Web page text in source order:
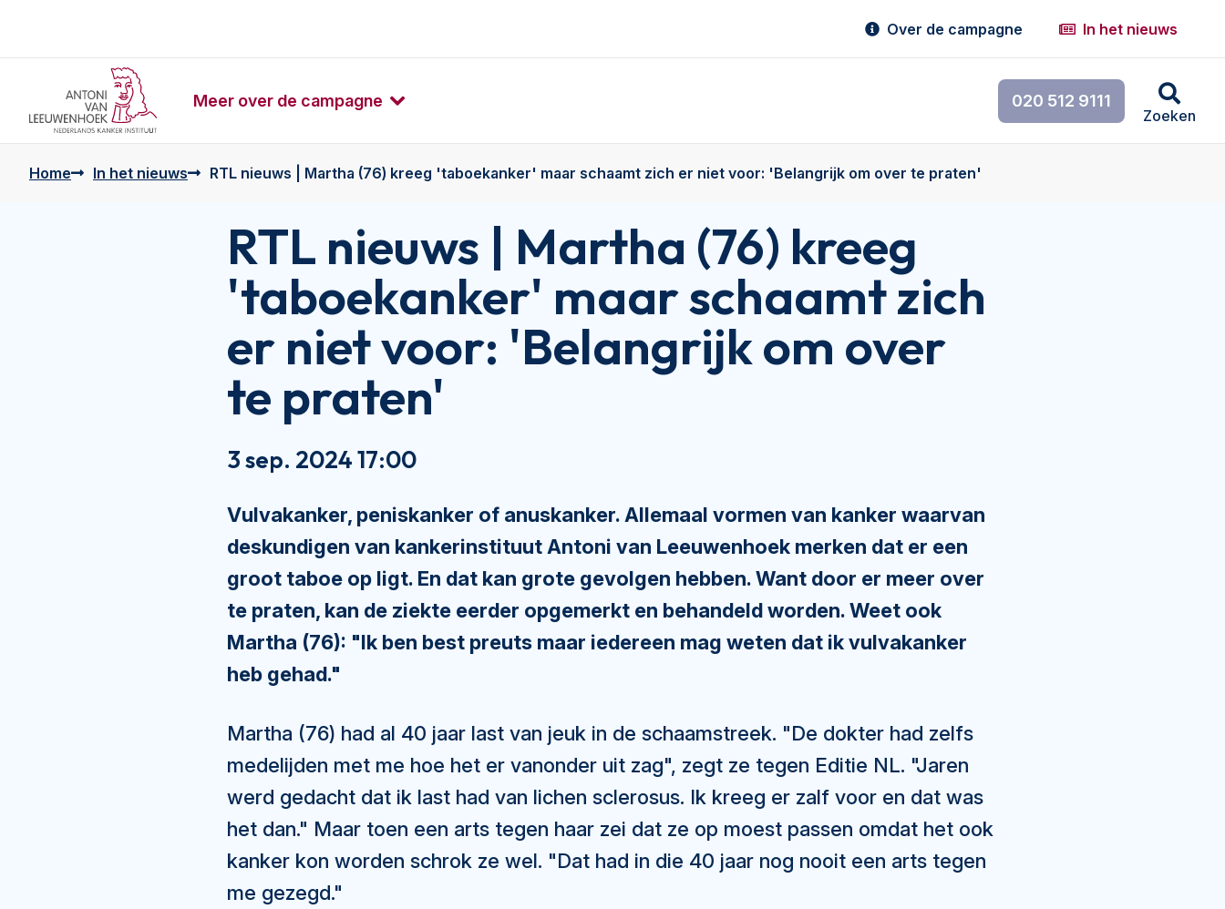
Over de campagne In het nieuws
Meer over de campagne 020 512 9111
Zoeken
Home In het nieuws RTL nieuws | Martha (76) kreeg 'taboekanker' maar schaamt zich er niet voor: 'Belangrijk om over te praten'
RTL nieuws | Martha (76) kreeg
'taboekanker' maar schaamt zich
er niet voor: 'Belangrijk om over
te praten'
3 sep. 2024 17:00
Vulvakanker, peniskanker of anuskanker. Allemaal vormen van kanker waarvan
deskundigen van kankerinstituut Antoni van Leeuwenhoek merken dat er een
groot taboe op ligt. En dat kan grote gevolgen hebben. Want door er meer over
te praten, kan de ziekte eerder opgemerkt en behandeld worden. Weet ook
Martha (76): "Ik ben best preuts maar iedereen mag weten dat ik vulvakanker
heb gehad."
Martha (76) had al 40 jaar last van jeuk in de schaamstreek. "De dokter had zelfs
medelijden met me hoe het er vanonder uit zag", zegt ze tegen Editie NL. "Jaren
werd gedacht dat ik last had van lichen sclerosus. Ik kreeg er zalf voor en dat was
het dan." Maar toen een arts tegen haar zei dat ze op moest passen omdat het ook
kanker kon worden schrok ze wel. "Dat had in die 40 jaar nog nooit een arts tegen
me gezegd."